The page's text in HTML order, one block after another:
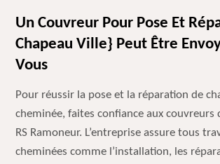
Un Couvreur Pour Pose Et
Chapeau Ville} Peut Être
Vous
Pour réussir la pose et la réparation de
cheminée, faites confiance aux couvreurs
RS Ramoneur. L’entreprise assure tous
cheminées comme l’installation, les